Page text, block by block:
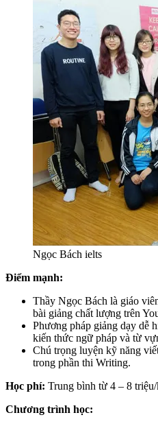
Ngọc Bách ielts
Điểm mạnh:
Thầy Ngọc Bách là giáo
bài giảng chất lượng trên
Phương pháp giảng dạy dễ
kiến thức ngữ pháp và từ
Chú trọng luyện kỹ năng
trong phần thi Writing.
Học phí: Trung bình từ 4 – 8 triệu/
Chương trình học: